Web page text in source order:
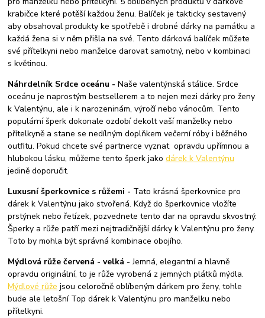
krabičce které potěší každou ženu. Balíček je takticky sestavený
aby obsahoval produkty ke spotřebě i drobné dárky na památku a
každá žena si v něm přišla na své. Tento dárková balíček můžete
své přítelkyni nebo manželce darovat samotný, nebo v kombinaci
s květinou.
Náhrdelník Srdce oceánu - Naše valentýnská stálice. Srdce
oceánu je naprostým bestsellerem a to nejen mezi dárky pro ženy
k Valentýnu, ale i k narozeninám, výročí nebo vánocům. Tento
populární šperk dokonale ozdobí dekolt vaší manželky nebo
přítelkyně a stane se nedílným doplňkem večerní róby i běžného
outfitu. Pokud chcete své partnerce vyznat opravdu upřímnou a
hlubokou lásku, můžeme tento šperk jakodárek k Valentýnu
jedině doporučit.
Luxusní šperkovnice s růžemi - Tato krásná šperkovnice pro
dárek k Valentýnu jako stvořená. Když do šperkovnice vložíte
prstýnek nebo řetízek, pozvednete tento dar na opravdu skvostný.
Šperky a růže patří mezi nejtradičnější dárky k Valentýnu pro ženy.
Toto by mohla být správná kombinace obojího.
Mýdlová růže červená - velká - Jemná, elegantní a hlavně
opravdu originální, to je růže vyrobená z jemných plátků mýdla.
Mýdlové růže jsou celoročně oblíbeným dárkem pro ženy, tohle
bude ale letošní Top dárek k Valentýnu pro manželku nebo
přítelkyni.